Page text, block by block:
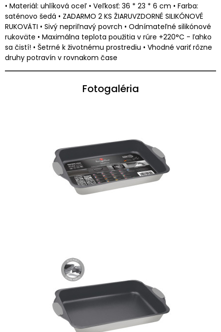
• Materiál: uhlíková oceľ • Veľkosť: 36 * 23 * 6 cm • Farba:
saténovo šedá • ZADARMO 2 KS ŽIARUVZDORNÉ SILIKÓNOVÉ
RUKOVÄTI • Sivý nepriľnavý povrch • Odnímateľné silikónové
rukoväte • Maximálna teplota použitia v rúre +220°C - ľahko
sa čistí! • Šetrné k životnému prostrediu • Vhodné variť rôzne
druhy potravín v rovnakom čase
Fotogaléria